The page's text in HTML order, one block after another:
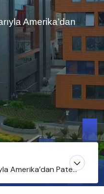
Amerika’dan
Amerika’dan Patent